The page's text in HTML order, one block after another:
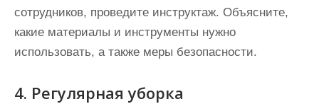
сотрудников, проведите инструктаж. Объясните,
какие материалы и инструменты нужно
использовать, а также меры безопасности.
4. Регулярная уборка